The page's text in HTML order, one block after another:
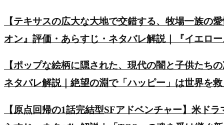
【テキサスの広大な大地で交錯する、牧場一族の
オン』評価・あらすじ・ネタバレ解説｜『イエロ
【ポップな絵柄に隠された、現代の闇と子供たち
ネタバレ解説｜絶望の淵で「ハッピー」は世界を
【原点回帰の1話完結型SFアドベンチャー】米ド